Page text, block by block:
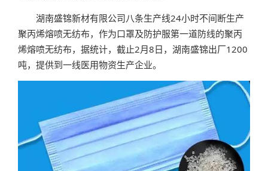
湖南盛锦新材有限公司八条生产线24小时不间断生产
聚丙烯熔喷无纺布，作为口罩及防护服第一道防线的聚丙
烯熔喷无纺布，据统计，截止2月8日，湖南盛锦出厂1200
吨，提供到一线医用物资生产企业。